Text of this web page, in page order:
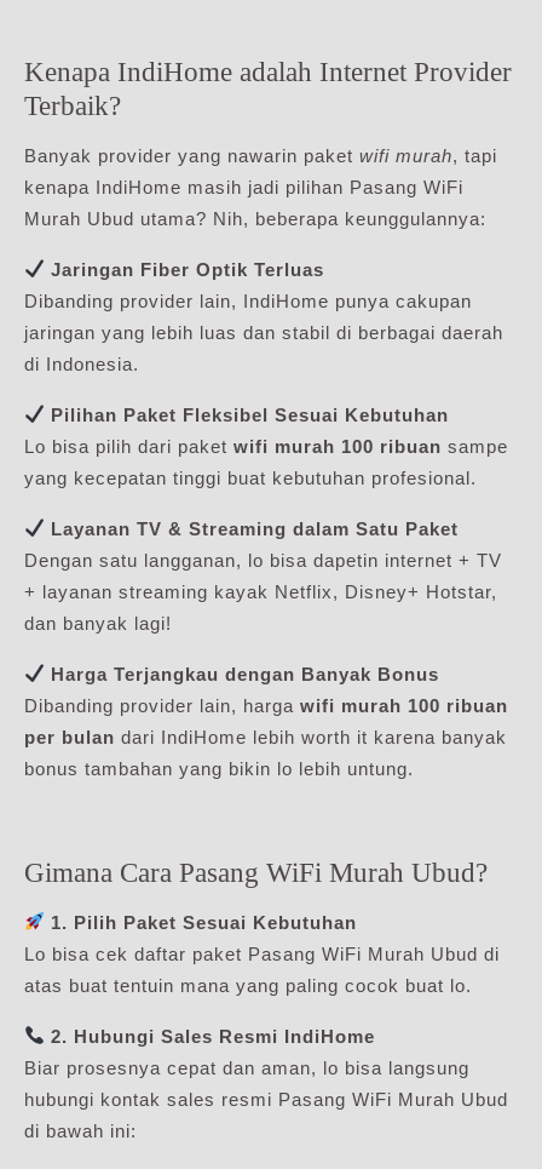
Kenapa IndiHome adalah Internet Provider
Terbaik?
Banyak provider yang nawarin paket wifi murah, tapi
kenapa IndiHome masih jadi pilihan Pasang WiFi
Murah Ubud utama? Nih, beberapa keunggulannya:
Jaringan Fiber Optik Terluas
Dibanding provider lain, IndiHome punya cakupan
jaringan yang lebih luas dan stabil di berbagai daerah
di Indonesia.
Pilihan Paket Fleksibel Sesuai Kebutuhan
Lo bisa pilih dari paket wifi murah 100 ribuan sampe
yang kecepatan tinggi buat kebutuhan profesional.
Layanan TV & Streaming dalam Satu Paket
Dengan satu langganan, lo bisa dapetin internet + TV
+ layanan streaming kayak Netflix, Disney+ Hotstar,
dan banyak lagi!
Harga Terjangkau dengan Banyak Bonus
Dibanding provider lain, harga wifi murah 100 ribuan
per bulan dari IndiHome lebih worth it karena banyak
bonus tambahan yang bikin lo lebih untung.
Gimana Cara Pasang WiFi Murah Ubud?
1. Pilih Paket Sesuai Kebutuhan
Lo bisa cek daftar paket Pasang WiFi Murah Ubud di
atas buat tentuin mana yang paling cocok buat lo.
2. Hubungi Sales Resmi IndiHome
Biar prosesnya cepat dan aman, lo bisa langsung
hubungi kontak sales resmi Pasang WiFi Murah Ubud
di bawah ini: